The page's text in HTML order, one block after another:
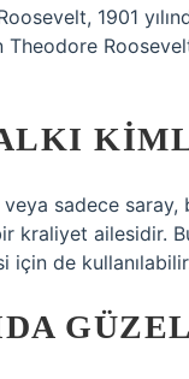
1901
veya sadece
kraliyet ailesidir.
için de